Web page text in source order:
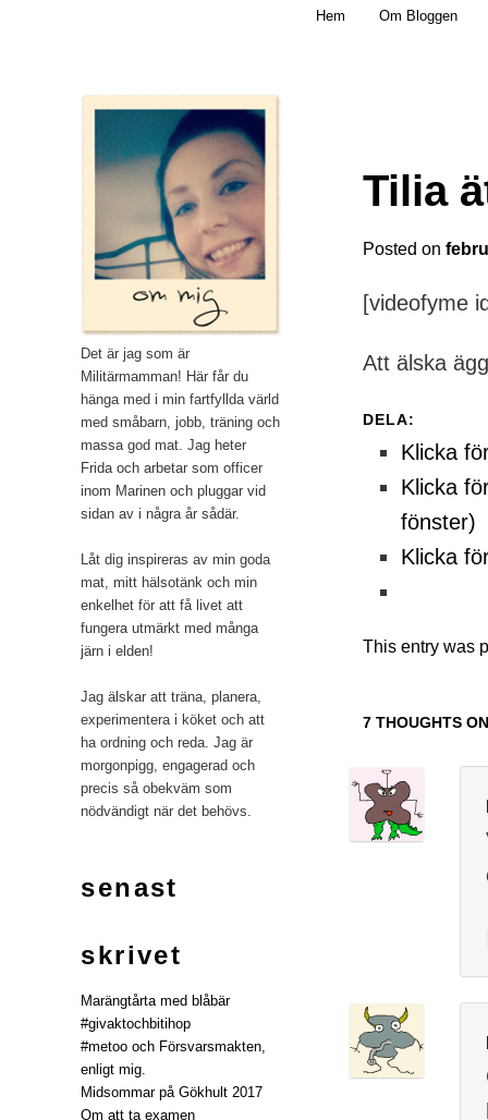
Mamma, militär och märkbart obekväm
Hem Om Bloggen
Tilia
Posted on
[videofyme
Att älska
DELA:
Klicka
Klicka
fönster)
Klicka
This entry was
7 THOUGHTS
Det är jag som är
Militärmamman! Här får du
hänga med i min fartfyllda värld
med småbarn, jobb, träning och
massa god mat. Jag heter
Frida och arbetar som officer
inom Marinen och pluggar vid
sidan av i några år sådär.
Låt dig inspireras av min goda
mat, mitt hälsotänk och min
enkelhet för att få livet att
fungera utmärkt med många
järn i elden!
Jag älskar att träna, planera,
experimentera i köket och att
ha ordning och reda. Jag är
morgonpigg, engagerad och
precis så obekväm som
nödvändigt när det behövs.
senast
skrivet
Marängtårta med blåbär
#givaktochbitihop
#metoo och Försvarsmakten,
enligt mig.
Midsommar på Gökhult 2017
Om att ta examen